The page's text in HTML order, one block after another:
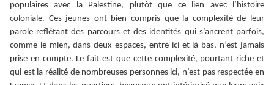
populaires avec la Palestine, plutôt que ce lien avec l’histoire
coloniale. Ces jeunes ont bien compris que la complexité de leur
parole reflétant des parcours et des identités qui s’ancrent parfois,
comme le mien, dans deux espaces, entre ici et là-bas, n’est jamais
prise en compte. Le fait est que cette complexité, pourtant riche et
qui est la réalité de nombreuses personnes ici, n’est pas respectée en